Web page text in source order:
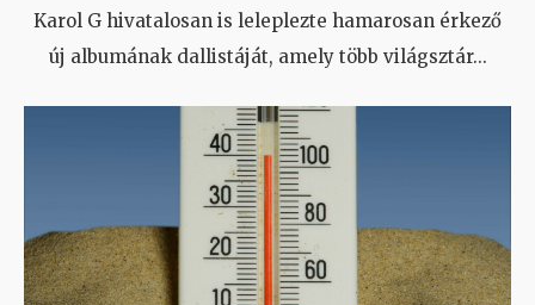
Karol G hivatalosan is leleplezte hamarosan érkező
új albumának dallistáját, amely több világsztár...